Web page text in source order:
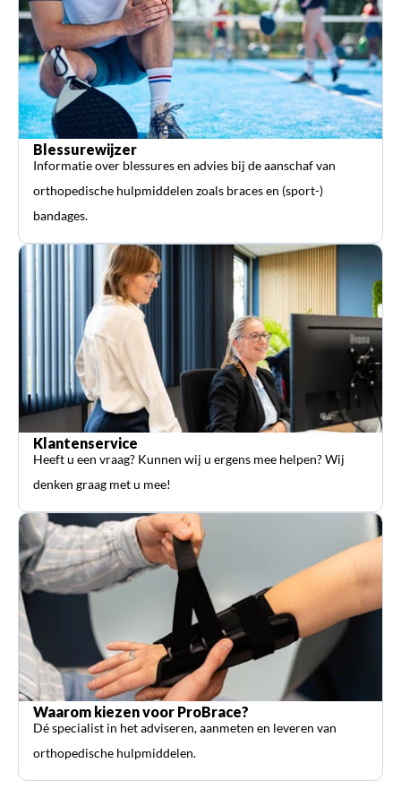
Blessurewijzer
Informatie over blessures en advies bij de aanschaf van
orthopedische hulpmiddelen zoals braces en (sport-)
bandages.
Klantenservice
Heeft u een vraag? Kunnen wij u ergens mee helpen? Wij
denken graag met u mee!
Waarom kiezen voor ProBrace?
Dé specialist in het adviseren, aanmeten en leveren van
orthopedische hulpmiddelen.